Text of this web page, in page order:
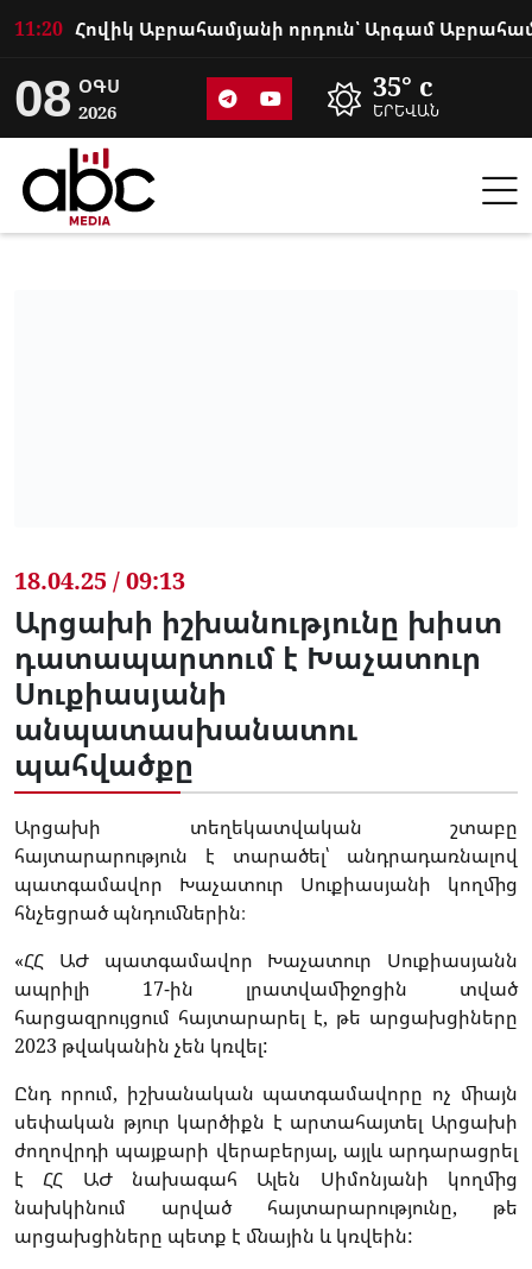
11:20
08 ՕԳՍ
2026
35° c
ԵՐԵՎԱՆ
18.04.25 / 09:13
Արցախի իշխանությունը խիստ
դատապարտում է Խաչատուր
Սուքիասյանի
անպատասխանատու
պահվածքը
Արցախի տեղեկատվական շտաբը
հայտարարություն է տարածել՝ անդրադառնալով
պատգամավոր Խաչատուր Սուքիասյանի կողմից
հնչեցրած պնդումներին։
«ՀՀ ԱԺ պատգամավոր Խաչատուր Սուքիասյանն
ապրիլի 17-ին լրատվամիջոցին տված
հարցազրույցում հայտարարել է, թե արցախցիները
2023 թվականին չեն կռվել:
Ընդ որում, իշխանական պատգամավորը ոչ միայն
սեփական թյուր կարծիքն է արտահայտել Արցախի
ժողովրդի պայքարի վերաբերյալ, այլև արդարացրել
է ՀՀ ԱԺ նախագահ Ալեն Սիմոնյանի կողմից
նախկինում արված հայտարարությունը, թե
արցախցիները պետք է մնային և կռվեին: